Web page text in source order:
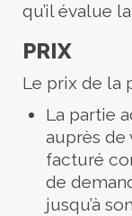
qu’il évalue
PRIX
Le prix de la
La partie
auprès de
facturé
de
jusqu’à